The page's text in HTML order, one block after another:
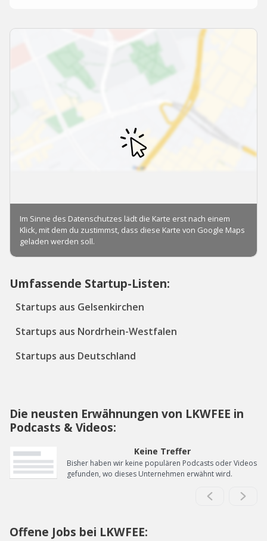
Umfassende Startup-Listen:
Startups aus Gelsenkirchen
Startups aus Nordrhein-Westfalen
Startups aus Deutschland
Die neusten Erwähnungen von LKWFEE in
Podcasts & Videos:
Keine Treffer
Bisher haben wir keine populären Podcasts oder Videos
gefunden, wo dieses Unternehmen erwähnt wird.
Offene Jobs bei LKWFEE: